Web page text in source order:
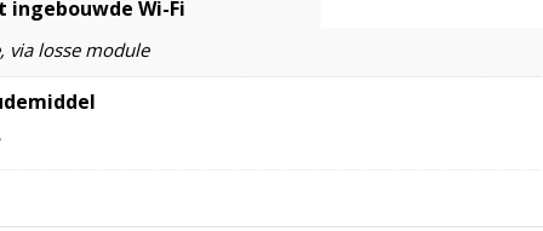
ingebouwde Wi-Fi
via losse module